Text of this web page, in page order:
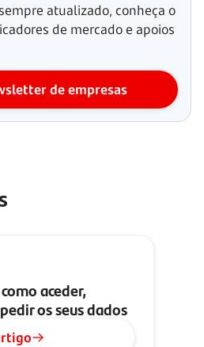
atualizado, conheça o
de mercado e apoios
de empresas
aceder,
os seus dados